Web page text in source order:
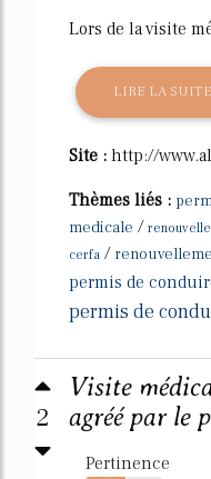
Lors de la visite
LIRE LA SUITE
Site : http://
Thèmes liés :
medicale /
cerfa /
permis de
permis de
2
Visite
agréé par le
Pertinence